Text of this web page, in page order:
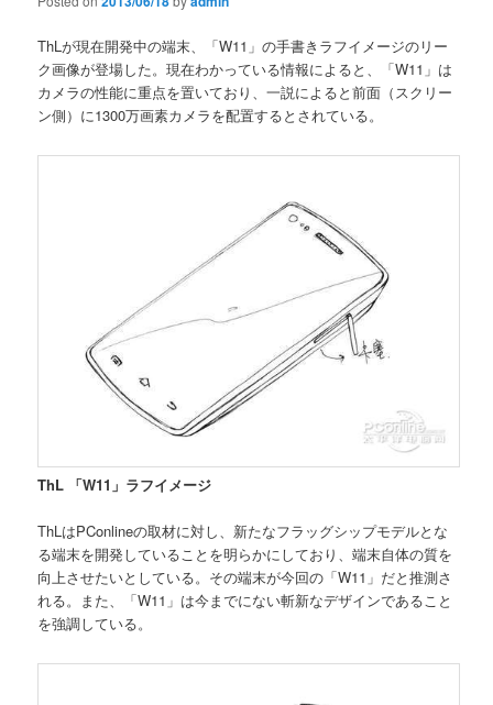
ThLが現在開発中の端末、「W11」の手書きラフイメージのリー
ク画像が登場した。現在わかっている情報によると、「W11」は
カメラの性能に重点を置いており、一説によると前面（スクリー
ン側）に1300万画素カメラを配置するとされている。
ThL 「W11」ラフイメージ
ThLはPConlineの取材に対し、新たなフラッグシップモデルとな
る端末を開発していることを明らかにしており、端末自体の質を
向上させたいとしている。その端末が今回の「W11」だと推測さ
れる。また、「W11」は今までにない斬新なデザインであること
を強調している。